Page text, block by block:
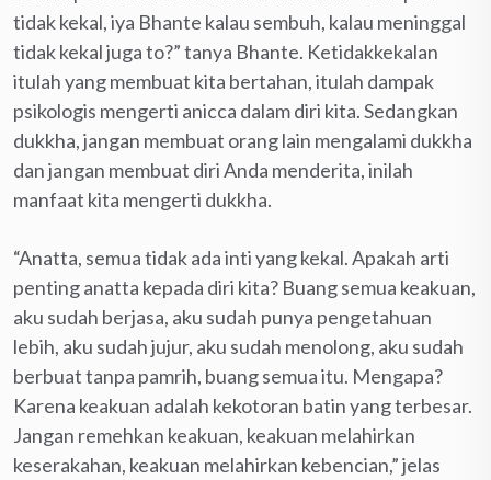
tidak kekal, iya Bhante kalau sembuh, kalau meninggal
tidak kekal juga to?” tanya Bhante. Ketidakkekalan
itulah yang membuat kita bertahan, itulah dampak
psikologis mengerti anicca dalam diri kita. Sedangkan
dukkha, jangan membuat orang lain mengalami dukkha
dan jangan membuat diri Anda menderita, inilah
manfaat kita mengerti dukkha.
“Anatta, semua tidak ada inti yang kekal. Apakah arti
penting anatta kepada diri kita? Buang semua keakuan,
aku sudah berjasa, aku sudah punya pengetahuan
lebih, aku sudah jujur, aku sudah menolong, aku sudah
berbuat tanpa pamrih, buang semua itu. Mengapa?
Karena keakuan adalah kekotoran batin yang terbesar.
Jangan remehkan keakuan, keakuan melahirkan
keserakahan, keakuan melahirkan kebencian,” jelas